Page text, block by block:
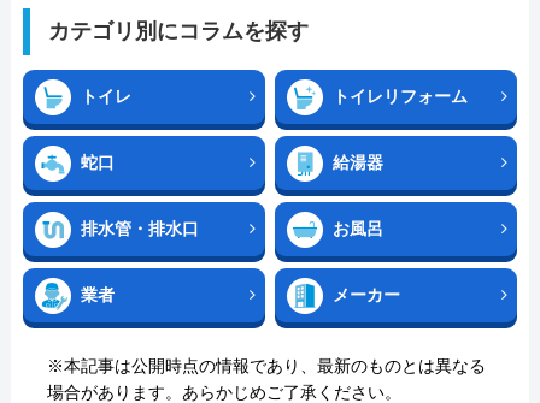
カテゴリ別にコラムを探す
トイレ トイレリフォーム
蛇口 給湯器
排水管・排水口 お風呂
業者 メーカー
※本記事は公開時点の情報であり、最新のものとは異なる
場合があります。あらかじめご了承ください。